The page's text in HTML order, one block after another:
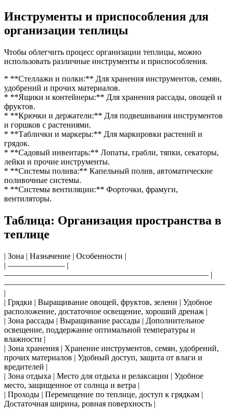
Инструменты и приспособления для
организации теплицы
Чтобы облегчить процесс организации теплицы, можно
использовать различные инструменты и приспособления.
* **Стеллажи и полки:** Для хранения инструментов, семян,
удобрений и прочих материалов.
* **Ящики и контейнеры:** Для хранения рассады, овощей и
фруктов.
* **Крючки и держатели:** Для подвешивания инструментов
и горшков с растениями.
* **Таблички и маркеры:** Для маркировки растений и
грядок.
* **Садовый инвентарь:** Лопаты, грабли, тяпки, секаторы,
лейки и прочие инструменты.
* **Системы полива:** Капельный полив, автоматические
поливочные системы.
* **Системы вентиляции:** Форточки, фрамуги,
вентиляторы.
Таблица: Организация пространства в
теплице
| Зона | Назначение | Особенности |
| ——————— |
————————————————————————— |
———————————————————————————
|
| Грядки | Выращивание овощей, фруктов, зелени | Удобное
расположение, достаточное освещение, хороший дренаж |
| Зона рассады | Выращивание рассады | Дополнительное
освещение, поддержание оптимальной температуры и
влажности |
| Зона хранения | Хранение инструментов, семян, удобрений,
прочих материалов | Удобный доступ, защита от влаги и
вредителей |
| Зона отдыха | Место для отдыха и релаксации | Удобное
место, защищенное от солнца и ветра |
| Проходы | Перемещение по теплице, доступ к грядкам |
Достаточная ширина, ровная поверхность |